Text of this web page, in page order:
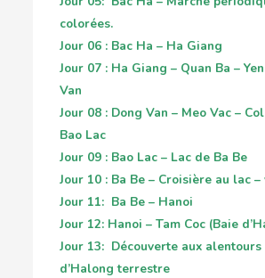
colorées.
Jour 06 : Bac Ha – Ha Giang
Jour 07 : Ha Giang – Quan Ba –
Van
Jour 08 : Dong Van – Meo Vac –
Bao Lac
Jour 09 : Bao Lac – Lac de Ba Be
Jour 10 : Ba Be – Croisière au lac
Jour 11: Ba Be – Hanoi
Jour 12: Hanoi – Tam Coc (Baie
Jour 13: Découverte aux
d’Halong terrestre